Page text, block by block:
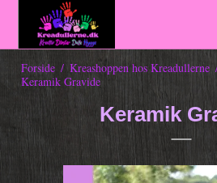
Forside / Kreashoppen hos Kreadullerne
Keramik Gravide
Keramik